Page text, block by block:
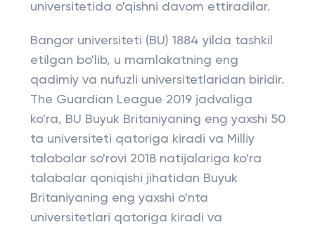
universitetida o'qishni davom ettiradilar.
Bangor universiteti (BU) 1884 yilda tashkil
etilgan bo'lib, u mamlakatning eng
qadimiy va nufuzli universitetlaridan biridir.
The Guardian League 2019 jadvaliga
ko'ra, BU Buyuk Britaniyaning eng yaxshi 50
ta universiteti qatoriga kiradi va Milliy
talabalar so'rovi 2018 natijalariga ko'ra
talabalar qoniqishi jihatidan Buyuk
Britaniyaning eng yaxshi o'nta
universitetlari qatoriga kiradi va